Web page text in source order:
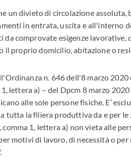
un divieto di circolazione
in entrata, uscita e all'interno
comprovate esigenze lavorative,
il proprio domicilio, abitazione o
n. 646 dell'8 marzo
1, lettera a) – del Dpcm 8 marzo
alle sole persone fisiche. E’
tutta la filiera produttiva da e per
comma 1, lettera a) non vieta alle
motivi di lavoro, di necessità o